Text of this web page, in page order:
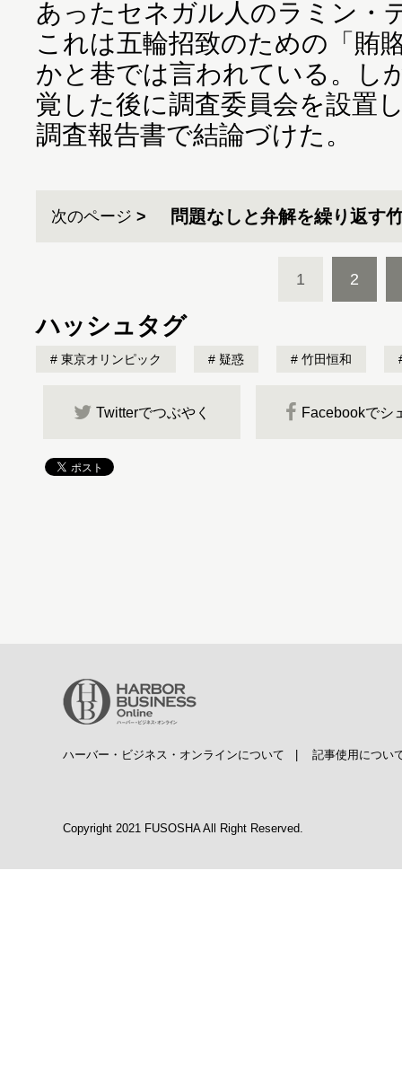
あったセネガル人のラミン・
これは五輪招致のための「賄
かと巷では言われている。し
覚した後に調査委員会を設置
調査報告書で結論づけた。
次のページ 問題なしと弁解を繰り返す
1 2
ハッシュタグ
東京オリンピック 疑惑 竹田恒和
Twitterでつぶやく Facebookでシ
ハーバー・ビジネス・オンラインについて 記事使用につい
Copyright 2021 FUSOSHA All Right Reserved.